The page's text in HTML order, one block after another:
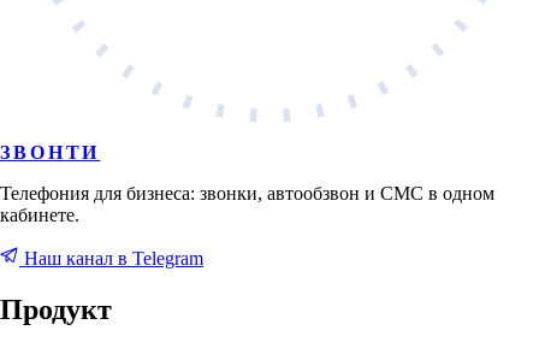
ЗВОНТИ
Телефония для бизнеса: звонки, автообзвон и СМС в одном
кабинете.
Наш канал в Telegram
Продукт